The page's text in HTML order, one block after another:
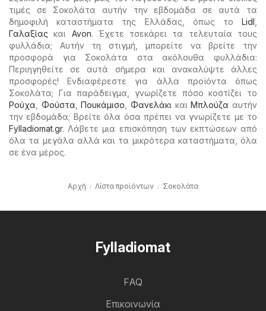
τιμές σε Σοκολάτα αυτήν την εβδομάδα σε αυτά τα
δημοφιλή καταστήματα της Ελλάδας, όπως το Lidl
Γαλαξίας και Avon. Έχετε τσεκάρει τα τελευταία τους
φυλλάδια; Αυτήν τη στιγμή, μπορείτε να βρείτε την
προσφορά για Σοκολάτα στα ακόλουθα φυλλάδια:
Περιηγηθείτε σε αυτά σήμερα και ανακαλύψτε άλλες
προσφορές! Ενδιαφέρεστε για άλλα προϊόντα όπως
Σοκολάτα; Για παράδειγμα, γνωρίζετε πόσο κοστίζει το
Ρούχα
Φούστα ,Πουκάμισο ,Φανελάκι καιΜπλούζα αυτήν
την εβδομάδα; Βρείτε όλα όσα πρέπει να γνωρίζετε με το
Fylladiomat.gr. Λάβετε μια επισκόπηση των εκπτώσεων από
όλα τα μεγάλα αλλά και τα μικρότερα καταστήματα, όλα
σε ένα μέρος.
Αρχή Λίστα προϊόντων Σοκολάτα
Fylladiomat
FAQ
Επικοινωνία